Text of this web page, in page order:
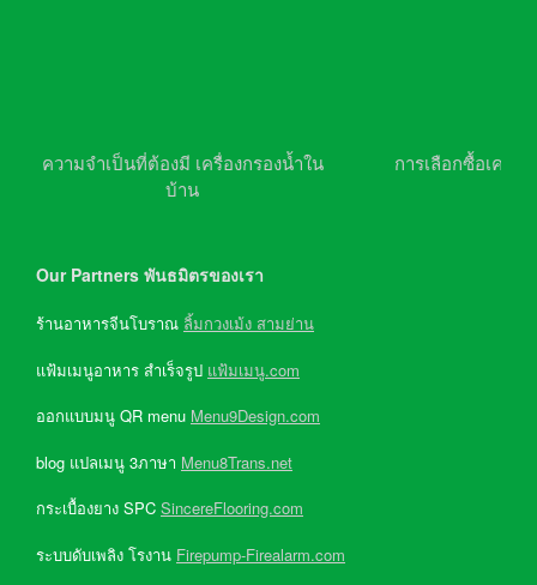
ความจำเป็นที่ต้องมี เครื่องกรองน้ำใน
บ้าน
การเลือกซื้อเครื่อ
Our Partners พันธมิตรของเรา
ร้านอาหารจีนโบราณ ลิ้มกวงเม้ง สามย่าน
แฟ้มเมนูอาหาร สำเร็จรูป แฟ้มเมนู.com
ออกแบบมนู QR menu Menu9Design.com
blog แปลเมนู 3ภาษา Menu8Trans.net
กระเบื้องยาง SPC SincereFlooring.com
ระบบดับเพลิง โรงาน Firepump-Firealarm.com